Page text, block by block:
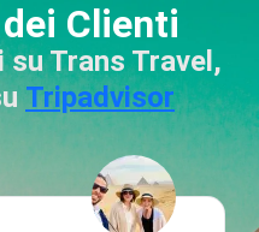
Clienti
Trans Travel,
Tripadvisor